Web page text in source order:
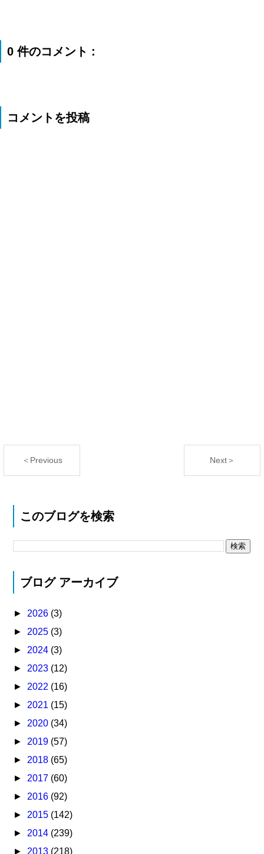
0 件のコメント :
コメントを投稿
＜Previous Next＞
このブログを検索
ブログ アーカイブ
► 2026 (3)
► 2025 (3)
► 2024 (3)
► 2023 (12)
► 2022 (16)
► 2021 (15)
► 2020 (34)
► 2019 (57)
► 2018 (65)
► 2017 (60)
► 2016 (92)
► 2015 (142)
► 2014 (239)
► 2013 (218)